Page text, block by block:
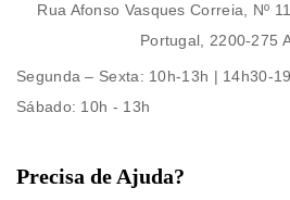
Rua Afonso Vasques Correia, Nº
Portugal, 2200-275
Segunda – Sexta: 10h-13h | 14h30-
Sábado: 10h - 13h
Precisa de Ajuda?